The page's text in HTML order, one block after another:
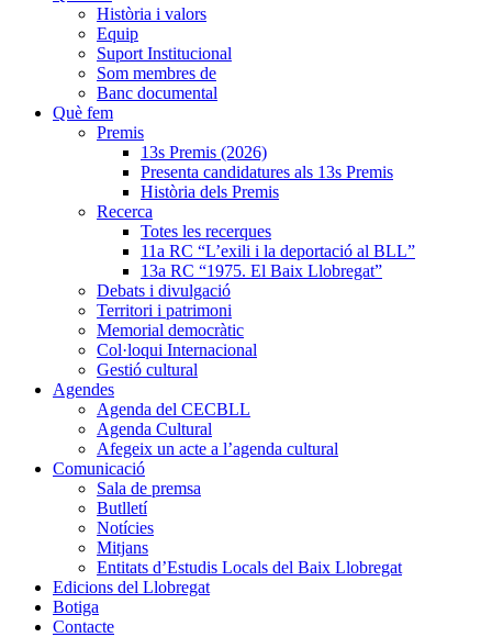
Història i valors
Equip
Suport Institucional
Som membres de
Banc documental
Què fem
Premis
13s Premis (2026)
Presenta candidatures als 13s Premis
Història dels Premis
Recerca
Totes les recerques
11a RC “L’exili i la deportació al BLL”
13a RC “1975. El Baix Llobregat”
Debats i divulgació
Territori i patrimoni
Memorial democràtic
Col·loqui Internacional
Gestió cultural
Agendes
Agenda del CECBLL
Agenda Cultural
Afegeix un acte a l’agenda cultural
Comunicació
Sala de premsa
Butlletí
Notícies
Mitjans
Entitats d’Estudis Locals del Baix Llobregat
Edicions del Llobregat
Botiga
Contacte